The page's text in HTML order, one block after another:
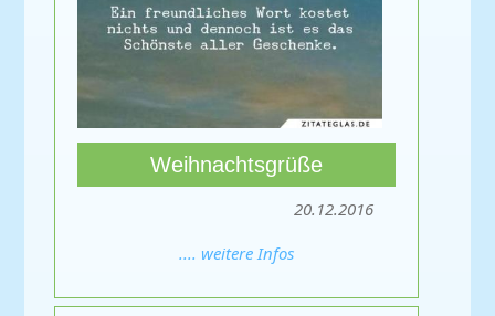
Weihnachtsgrüße
20.12.2016
.... weitere Infos